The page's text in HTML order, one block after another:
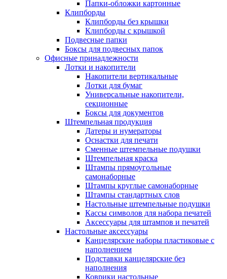
Папки-обложки картонные
Клипборды
Клипборды без крышки
Клипборды с крышкой
Подвесные папки
Боксы для подвесных папок
Офисные принадлежности
Лотки и накопители
Накопители вертикальные
Лотки для бумаг
Универсальные накопители,
секционные
Боксы для документов
Штемпельная продукция
Датеры и нумераторы
Оснастки для печати
Сменные штемпельные подушки
Штемпельная краска
Штампы прямоугольные
самонаборные
Штампы круглые самонаборные
Штампы стандартных слов
Настольные штемпельные подушки
Кассы символов для набора печатей
Аксессуары для штампов и печатей
Настольные аксессуары
Канцелярские наборы пластиковые с
наполнением
Подставки канцелярские без
наполнения
Коврики настольные